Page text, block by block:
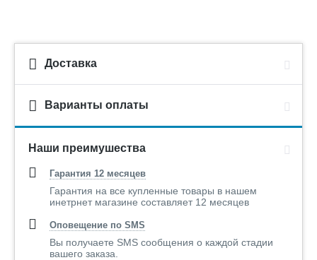
Доставка
Варианты оплаты
Наши преимушества
Гарантия 12 месяцев
Гарантия на все купленные товары в нашем
инетрнет магазине составляет 12 месяцев
Оповещение по SMS
Вы получаете SMS сообщения о каждой стадии
вашего заказа.